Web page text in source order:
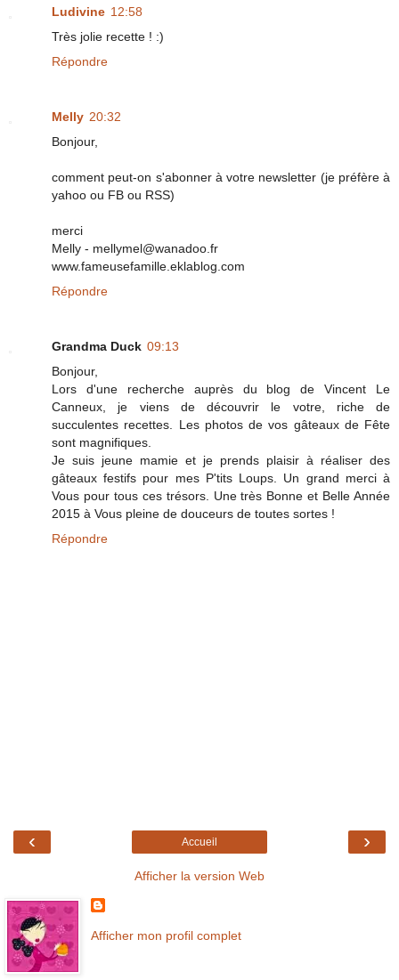
Ludivine 12:58
Très jolie recette ! :)
Répondre
Melly 20:32
Bonjour,
comment peut-on s'abonner à votre newsletter (je préfère à
yahoo ou FB ou RSS)
merci
Melly - mellymel@wanadoo.fr
www.fameusefamille.eklablog.com
Répondre
Grandma Duck 09:13
Bonjour,
Lors d'une recherche auprès du blog de Vincent Le
Canneux, je viens de découvrir le votre, riche de
succulentes recettes. Les photos de vos gâteaux de Fête
sont magnifiques.
Je suis jeune mamie et je prends plaisir à réaliser des
gâteaux festifs pour mes P'tits Loups. Un grand merci à
Vous pour tous ces trésors. Une très Bonne et Belle Année
2015 à Vous pleine de douceurs de toutes sortes !
Répondre
‹ ›
Accueil
Afficher la version Web
Afficher mon profil complet